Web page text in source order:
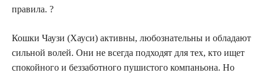
правила. ?
Кошки Чаузи (Хауси) активны, любознательны и обладают
сильной волей. Они не всегда подходят для тех, кто ищет
спокойного и беззаботного пушистого компаньона. Но